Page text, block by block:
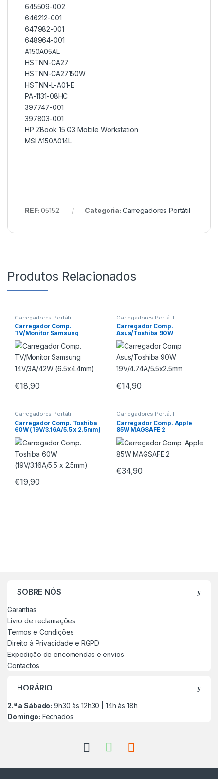
645509-002
646212-001
647982-001
648964-001
A150A05AL
HSTNN-CA27
HSTNN-CA27150W
HSTNN-L-A01-E
PA-1131-08HC
397747-001
397803-001
HP ZBook 15 G3 Mobile Workstation
MSI A150A014L
REF:05152 Categoria: Carregadores Portátil
Produtos Relacionados
Carregadores Portátil
Carregador Comp.
TV/Monitor Samsung
14V/3A/42W (6.5×4.4mm)
€18,90
Carregadores Portátil
Carregador Comp.
Asus/Toshiba 90W
19V/4.74A/5.5×2.5mm
€14,90
Carregadores Portátil
Carregador Comp. Toshiba
60W (19V/3.16A/5.5 x 2.5mm)
€19,90
Carregadores Portátil
Carregador Comp. Apple
85W MAGSAFE 2
€34,90
SOBRE NÓS
Garantias
Livro de reclamações
Termos e Condições
Direito à Privacidade e RGPD
Expedição de encomendas e envios
Contactos
HORÁRIO
2.ª a Sábado: 9h30 às 12h30 | 14h às 18h
Domingo: Fechados